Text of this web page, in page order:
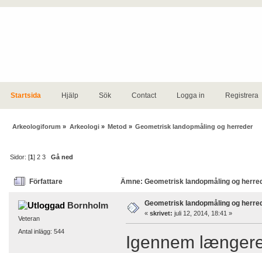
Startsida Hjälp Sök Contact Logga in Registrera
Arkeologiforum » Arkeologi» Metod » Geometrisk landopmåling og herreder
Sidor: [1]2 3 Gå ned
Författare Ämne: Geometrisk landopmåling og
Bornholm
Veteran
Antal inlägg: 544
Geometrisk landopmåling og
« skrivet: juli 12, 2014, 18:41 »
Igennem